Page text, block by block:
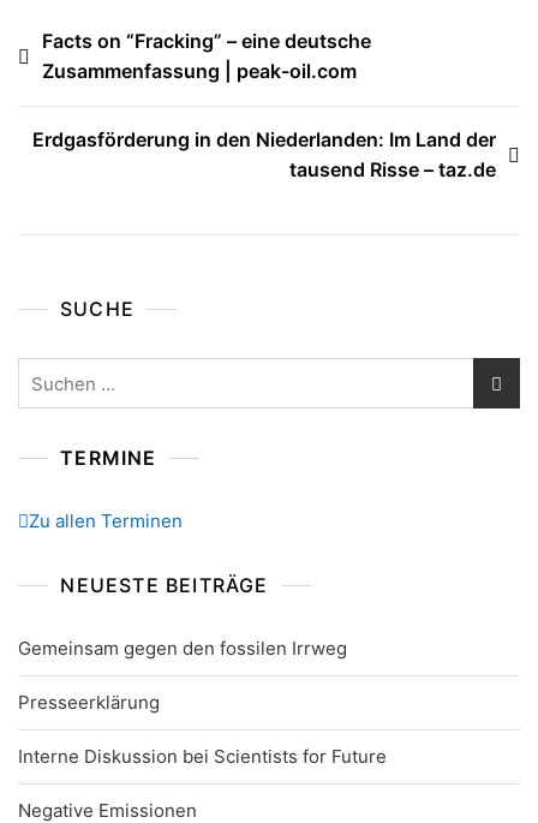
Beitragsnavigation
Facts on “Fracking” – eine deutsche
Zusammenfassung | peak-oil.com
Erdgasförderung in den Niederlanden: Im Land der
tausend Risse – taz.de
SUCHE
TERMINE
Zu allen Terminen
NEUESTE BEITRÄGE
Gemeinsam gegen den fossilen Irrweg
Presseerklärung
Interne Diskussion bei Scientists for Future
Negative Emissionen